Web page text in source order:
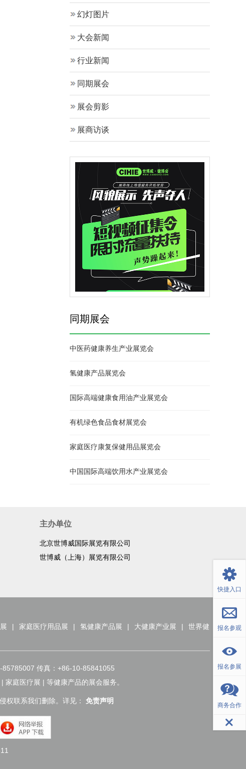
幻灯图片
大会新闻
行业新闻
同期展会
展会剪影
展商访谈
同期展会
中医药健康养生产业展览会
氢健康产品展览会
国际高端健康食用油产业展览会
有机绿色食品食材展览会
家庭医疗康复保健用品展览会
中国国际高端饮用水产业展览会
主办单位
北京世博威国际展览有限公司
世博威（上海）展览有限公司
| 家庭医疗用品展 | 氢健康产品展 | 大健康产业展 |
世界健
传真：+86-10-85841055
庭医疗展 | 等健康产品的展会服务。
权联系我们删除。详见： 免责声明
快捷入口
报名参观
报名参展
商务合作